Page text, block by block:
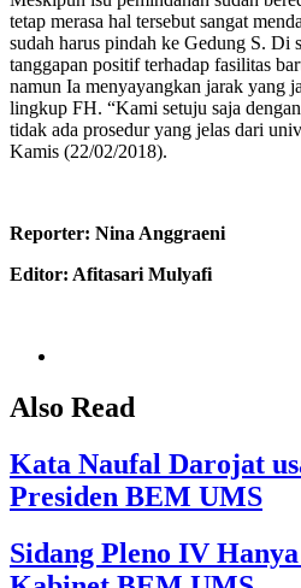
tetap merasa hal tersebut sangat
sudah harus pindah ke Gedung S. Di
tanggapan positif terhadap fasilitas
namun Ia menyayangkan jarak yang
lingkup FH. “Kami setuju saja
tidak ada prosedur yang jelas dari
Kamis (22/02/2018).
Reporter: Nina Anggraeni
Editor: Afitasari Mulyafi
Also Read
Kata Naufal Darojat
Presiden BEM UMS
Sidang Pleno IV